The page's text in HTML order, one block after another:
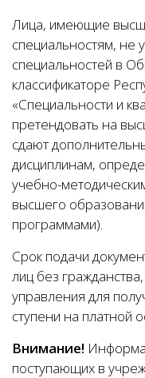
Лица, имеющие
специальностям, не
специальностей в
классификаторе
«Специальности и
претендовать на
сдают
дисциплинам,
учебно-
высшего
программами).
Срок подачи
лиц без
управления для
ступени на платной
Внимание!
поступающих в